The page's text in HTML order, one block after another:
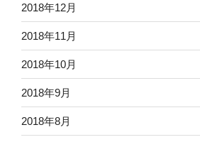
2018年12月
2018年11月
2018年10月
2018年9月
2018年8月